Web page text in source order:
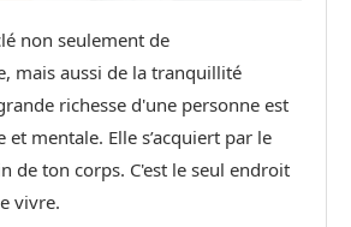
non seulement de
mais aussi de la tranquillité
richesse d'une personne est
et mentale. Elle s’acquiert par le
de ton corps. C'est le seul endroit
vivre.